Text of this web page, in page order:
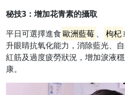
秘技3 ： 增加花青素的攝取
平日可選擇進食歐洲藍莓 、 枸杞
升眼睛抗氧化能力，消除藍光、
紅筋及過度疲勞狀況，增加淚液
康。